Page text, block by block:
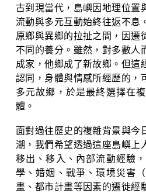
古到現當代，島嶼因地理位置
流動與多元互動始終往返不息
原鄉與異鄉的拉扯之間，因遷
不同的養分。雖然，對多數人
成家，他鄉成了新故鄉。但這
認同，身體與情感所經歷的，
多元故鄉，於是最終選擇在
體。
面對過往歷史的複雜背景與今
潮，我們希望透過這座島嶼上
移出、移入、內部流動經驗
學、婚姻、戰爭、環境災害
畫、都市計畫等因素的遷徙經